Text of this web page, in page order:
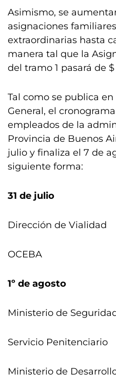
Asimismo, se
asignaciones
extraordinarias hasta
manera tal que la
del tramo 1 pasará de $
Tal como se publica en
General, el
empleados de la
Provincia de Buenos
julio y finaliza el 7 de
siguiente forma:
31 de julio
Dirección de Vialidad
OCEBA
1º de agosto
Ministerio de
Servicio Penitenciario
Ministerio de